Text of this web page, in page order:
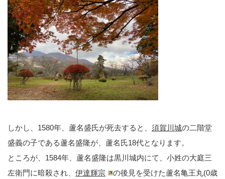
しかし、1580年、蘆名盛氏が死去すると、 須賀川城の二階堂
盛義の子である蘆名盛隆が、蘆名氏18代となります。
ところが、1584年、蘆名盛隆は黒川城内にて、小姓の大庭三
左衛門に暗殺され、 伊達輝宗
の後見を受けた蘆名亀王丸(0歳